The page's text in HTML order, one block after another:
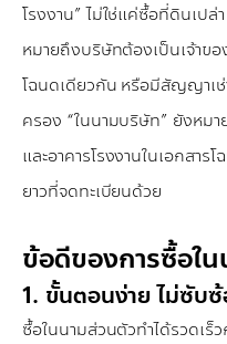
โรงงาน” ไม่ใช่แค่ซื้อที่ดินเป
หมายถึงบริษัทต้องเป็นเจ้าขอ
โฉนดเดียวกัน หรือมีสัญญาเช่
ครอง “ในนามบริษัท” ยังหม
และอาคารโรงงานในเอกสา
ยาวที่จดทะเบียนด้วย
ข้อดีของการซื้อใ
1. ขั้นตอนง่าย ไม่ซับ
ซื้อในนามส่วนตัวทำได้รวดเ